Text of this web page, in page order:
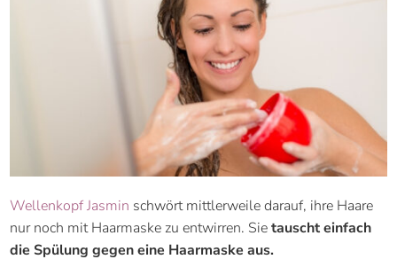
Wellenkopf Jasmin schwört mittlerweile darauf, ihre Haare
nur noch mit Haarmaske zu entwirren. Sietauscht einfach
die Spülung gegen eine Haarmaske aus.